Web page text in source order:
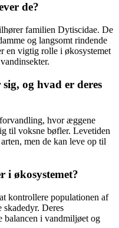
de?
familien Dytiscidae. De
og langsomt rindende
en vigtig rolle i økosystemet
og hvad er deres
hvor æggene
til voksne bøfler. Levetiden
men de kan leve op til
i økosystemet?
kontrollere populationen af
skadedyr. Deres
balancen i vandmiljøet og